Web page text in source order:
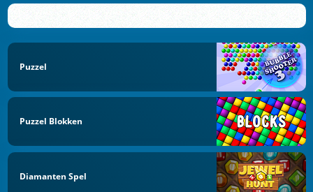
Puzzel
Puzzel Blokken
Diamanten Spel